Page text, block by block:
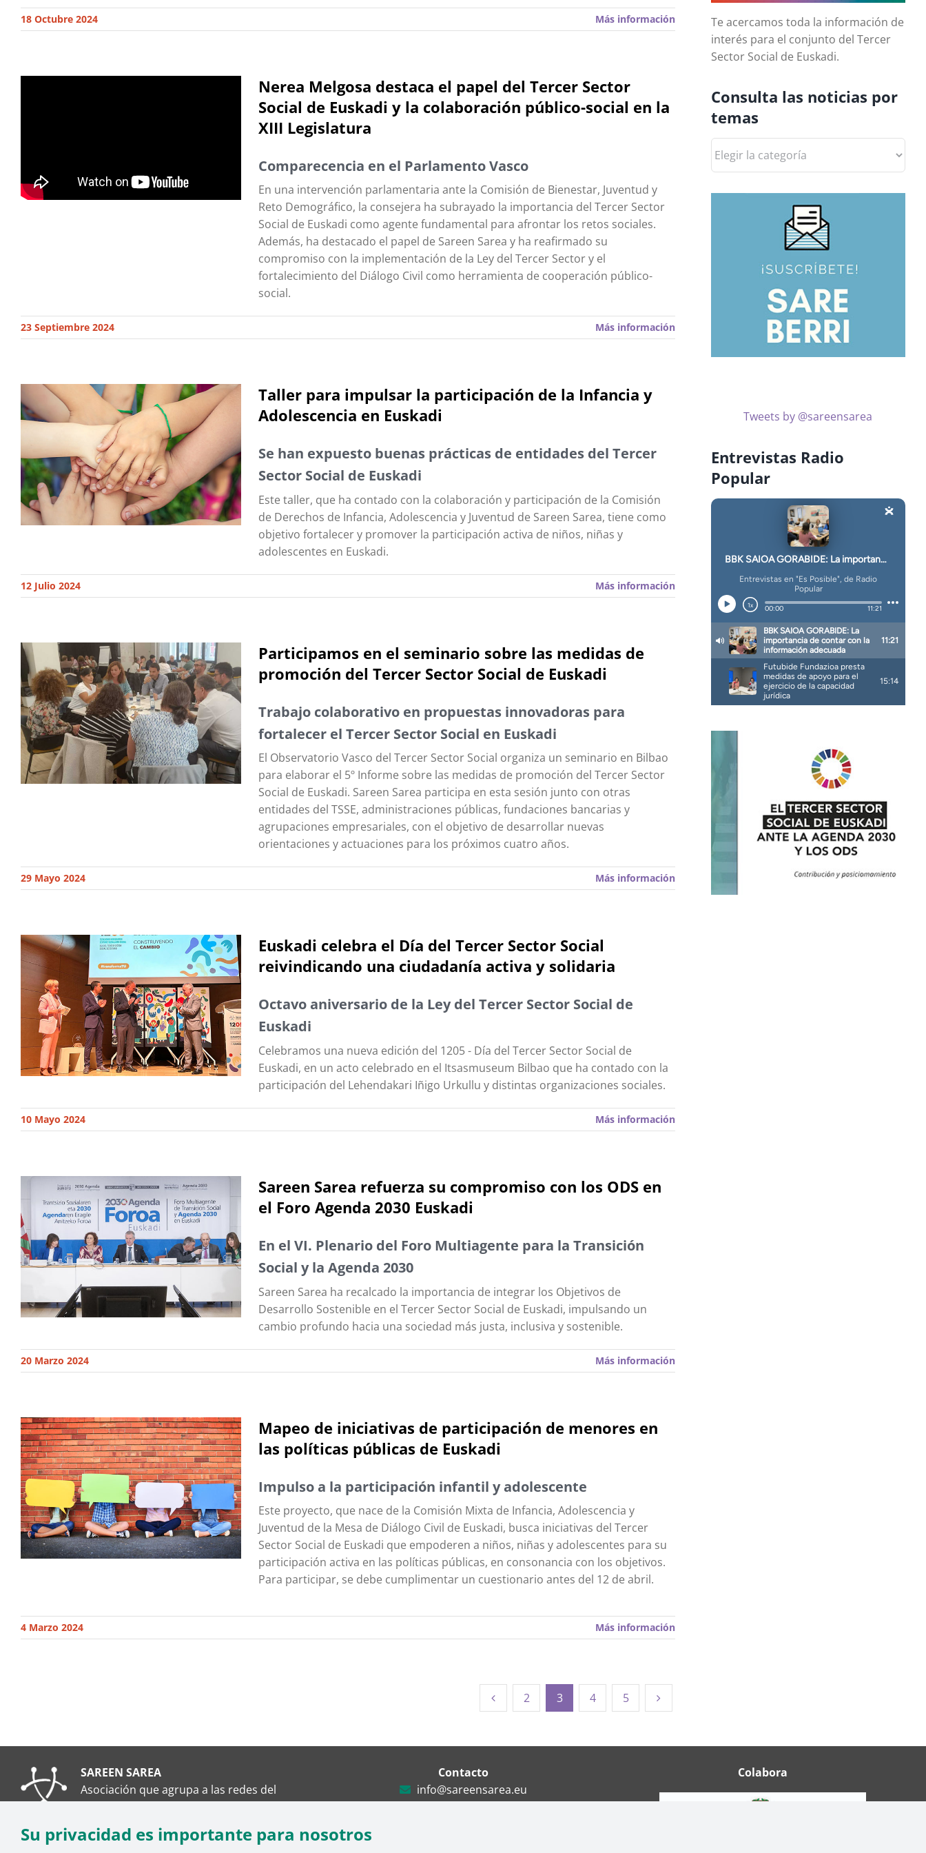
18 Octubre 2024 Más información
Nerea Melgosa destaca el papel del Tercer Sector
Social de Euskadi y la colaboración público-social en la
XIII Legislatura
Comparecencia en el Parlamento Vasco
En una intervención parlamentaria ante la Comisión de Bienestar, Juventud y
Reto Demográfico, la consejera ha subrayado la importancia del Tercer Sector
Social de Euskadi como agente fundamental para afrontar los retos sociales.
Además, ha destacado el papel de Sareen Sarea y ha reafirmado su
compromiso con la implementación de la Ley del Tercer Sector y el
fortalecimiento del Diálogo Civil como herramienta de cooperación público-
social.
23 Septiembre 2024 Más información
Taller para impulsar la participación de la Infancia y
Adolescencia en Euskadi
Se han expuesto buenas prácticas de entidades del Tercer
Sector Social de Euskadi
Este taller, que ha contado con la colaboración y participación de la Comisión
de Derechos de Infancia, Adolescencia y Juventud de Sareen Sarea, tiene como
objetivo fortalecer y promover la participación activa de niños, niñas y
adolescentes en Euskadi.
12 Julio 2024 Más información
Participamos en el seminario sobre las medidas de
promoción del Tercer Sector Social de Euskadi
Trabajo colaborativo en propuestas innovadoras para
fortalecer el Tercer Sector Social en Euskadi
El Observatorio Vasco del Tercer Sector Social organiza un seminario en Bilbao
para elaborar el 5º Informe sobre las medidas de promoción del Tercer Sector
Social de Euskadi. Sareen Sarea participa en esta sesión junto con otras
entidades del TSSE, administraciones públicas, fundaciones bancarias y
agrupaciones empresariales, con el objetivo de desarrollar nuevas
orientaciones y actuaciones para los próximos cuatro años.
29 Mayo 2024 Más información
Euskadi celebra el Día del Tercer Sector Social
reivindicando una ciudadanía activa y solidaria
Octavo aniversario de la Ley del Tercer Sector Social de
Euskadi
Celebramos una nueva edición del 1205 - Día del Tercer Sector Social de
Euskadi, en un acto celebrado en el Itsasmuseum Bilbao que ha contado con la
participación del Lehendakari Iñigo Urkullu y distintas organizaciones sociales.
10 Mayo 2024 Más información
Sareen Sarea refuerza su compromiso con los ODS en
el Foro Agenda 2030 Euskadi
En el VI. Plenario del Foro Multiagente para la Transición
Social y la Agenda 2030
Sareen Sarea ha recalcado la importancia de integrar los Objetivos de
Desarrollo Sostenible en el Tercer Sector Social de Euskadi, impulsando un
cambio profundo hacia una sociedad más justa, inclusiva y sostenible.
20 Marzo 2024 Más información
Mapeo de iniciativas de participación de menores en
las políticas públicas de Euskadi
Impulso a la participación infantil y adolescente
Este proyecto, que nace de la Comisión Mixta de Infancia, Adolescencia y
Juventud de la Mesa de Diálogo Civil de Euskadi, busca iniciativas del Tercer
Sector Social de Euskadi que empoderen a niños, niñas y adolescentes para su
participación activa en las políticas públicas, en consonancia con los objetivos.
Para participar, se debe cumplimentar un cuestionario antes del 12 de abril.
4 Marzo 2024 Más información
2 3 4 5
Te acercamos toda la información de
interés para el conjunto del Tercer
Sector Social de Euskadi.
Consulta las noticias por
temas
las
por
Tweets by @sareensarea
Entrevistas Radio
Popular
SAREEN SAREA
Asociación que agrupa a las redes del
Contacto
info@sareensarea.eu
Colabora
Su privacidad es importante para nosotros